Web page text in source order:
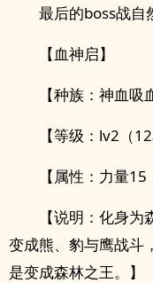
最后的boss战自
【血神启】
【种族：神血吸
【等级：lv2（
【属性：力量
【说明：化身
变成熊、豹与鹰战斗
是变成森林之王。】